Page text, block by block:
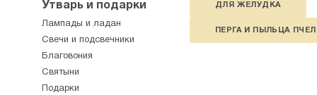
ДЛЯ ЖЕЛУДКА
ПЕРГА И ПЫЛЬЦА
Утварь и подарки
Лампады и ладан
Свечи и подсвечники
Благовония
Святыни
Подарки